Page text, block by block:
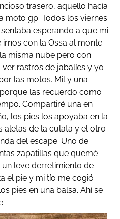
trasero, aquello hacía
moto gp. Todos los viernes
esperando a que mi
con la Ossa al monte.
misma nube pero con
rastros de jabalíes y yo
las motos. Mil y una
las recuerdo como
Compartiré una en
los pies los apoyaba en la
aletas de la culata y el otro
del escape. Uno de
zapatillas que quemé
leve derretimiento de
el pie y mi tío me cogió
pies en una balsa. Ahí se